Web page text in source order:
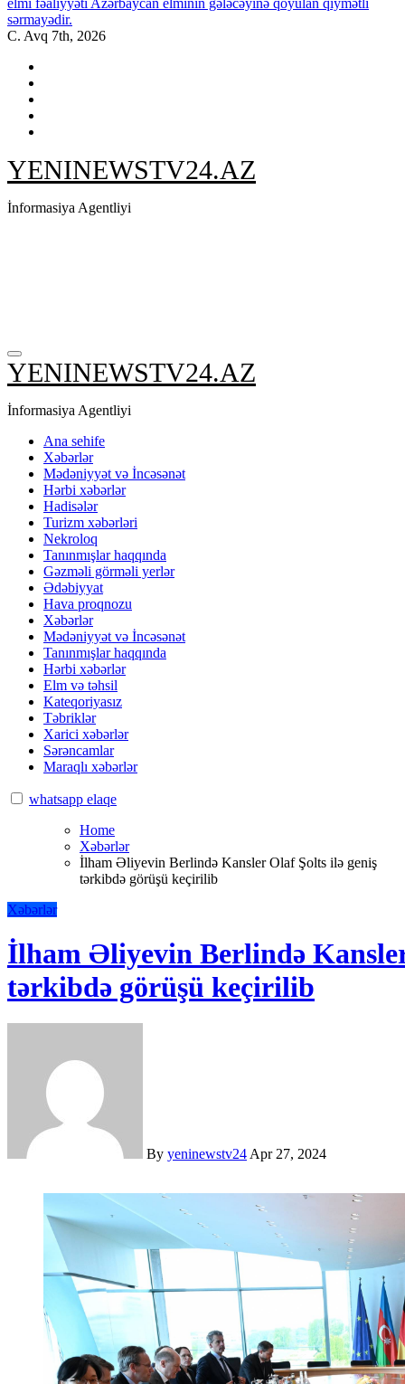
sərmayədir.
C. Avq 7th, 2026
YENINEWSTV24.AZ
İnformasiya Agentliyi
YENINEWSTV24.AZ
İnformasiya Agentliyi
Ana sehife
Xəbərlər
Mədəniyyət və İncəsənət
Hərbi xəbərlər
Hadisələr
Turizm xəbərləri
Nekroloq
Tanınmışlar haqqında
Gəzməli görməli yerlər
Ədəbiyyat
Hava proqnozu
Xəbərlər
Mədəniyyət və İncəsənət
Tanınmışlar haqqında
Hərbi xəbərlər
Elm və təhsil
Kateqoriyasız
Təbriklər
Xarici xəbərlər
Sərəncamlar
Maraqlı xəbərlər
whatsapp elaqe
Home
Xəbərlər
İlham Əliyevin Berlində Kansler Olaf Şolts ilə geniş
tərkibdə görüşü keçirilib
Xəbərlər
İlham Əliyevin Berlində
tərkibdə görüşü keçirilib
By yeninewstv24 Apr 27, 2024